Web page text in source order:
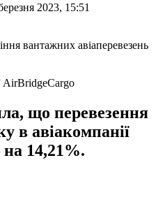
2023, 15:51
AirBridgeCargo
що перевезення
в авіакомпанії
14,21%.